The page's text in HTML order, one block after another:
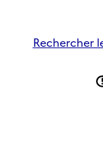
Rechercher